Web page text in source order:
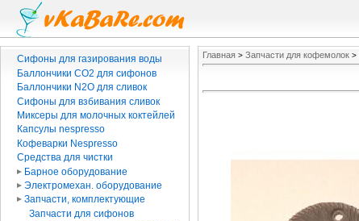
Сифоны для газирования воды
Баллончики CO2 для сифонов
Баллончики N2O для сливок
Сифоны для взбивания сливок
Миксеры для молочных коктейлей
Капсулы nespresso
Кофеварки Nespresso
Средства для чистки
Барное оборудование
Электромехан. оборудование
Запчасти, комплектующие
Запчасти для сифонов
Главная > Запчасти для кофемолок >